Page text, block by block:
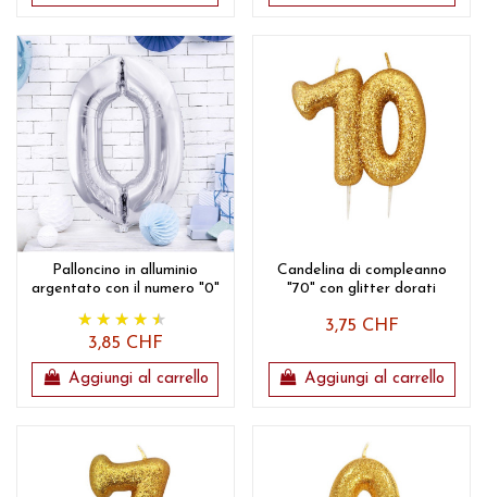
Palloncino in alluminio
argentato con il numero "0"
3,85 CHF
Aggiungi al carrello
Candelina di compleanno
"70" con glitter dorati
3,75 CHF
Aggiungi al carrello